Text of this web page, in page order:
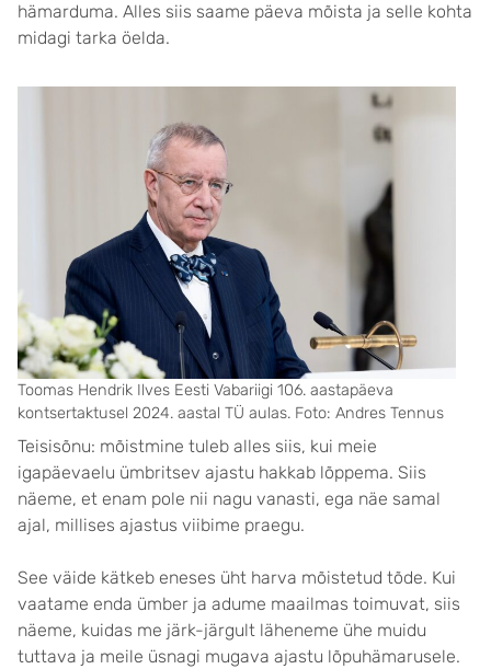
hämarduma. Alles siis saame päeva mõista ja selle kohta
midagi tarka öelda.
Toomas Hendrik Ilves Eesti Vabariigi 106. aastapäeva
kontsertaktusel 2024. aastal TÜ aulas. Foto: Andres Tennus
Teisisõnu: mõistmine tuleb alles siis, kui meie
igapäevaelu ümbritsev ajastu hakkab lõppema. Siis
näeme, et enam pole nii nagu vanasti, ega näe samal
ajal, millises ajastus viibime praegu.
See väide kätkeb eneses üht harva mõistetud tõde. Kui
vaatame enda ümber ja adume maailmas toimuvat, siis
näeme, kuidas me järk-järgult läheneme ühe muidu
tuttava ja meile üsnagi mugava ajastu lõpuhämarusele.